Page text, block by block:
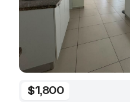
$1,800